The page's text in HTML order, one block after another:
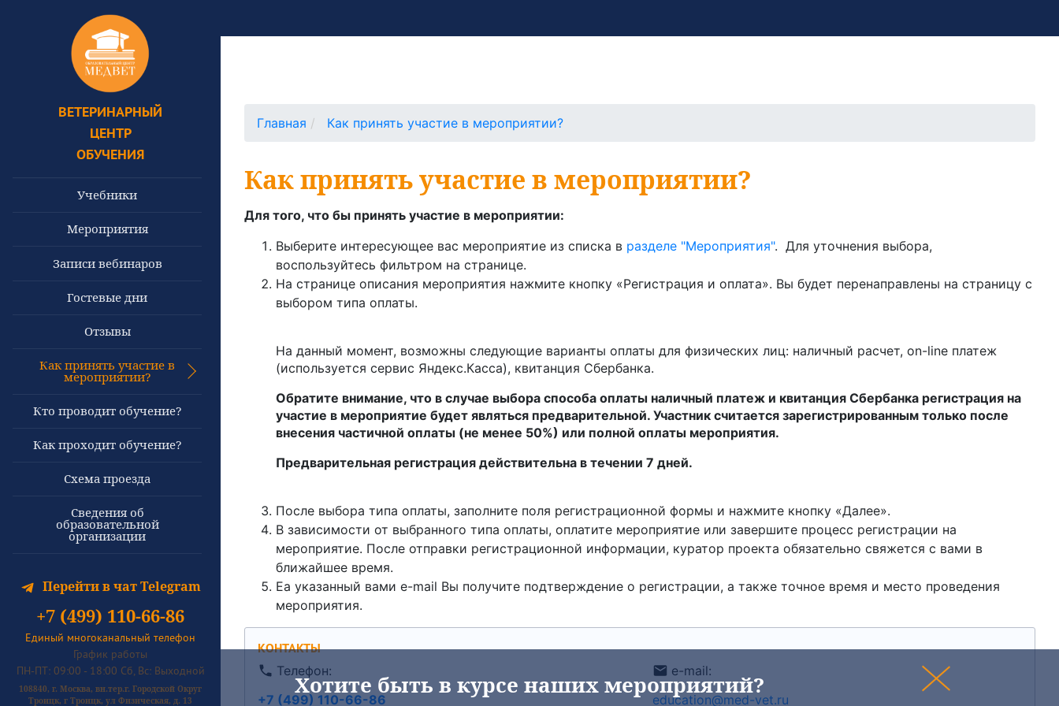
Хотите быть в курсе наших мероприятий?
ВЕТЕРИНАРНЫЙ
ЦЕНТР
ОБУЧЕНИЯ
Учебники
Мероприятия
Записи вебинаров
Гостевые дни
Отзывы
Как принять участие в
мероприятии?
Кто проводит обучение?
Как проходит обучение?
Схема проезда
Сведения об
образовательной
организации
Перейти в чат Telegram
+7 (499) 110-66-86
Единый многоканальный телефон
График работы
ПН-ПТ: 09:00 - 18:00 Сб, Вс: Выходной
108840, г. Москва, вн.тер.г. Городской Округ
Троицк, г Троицк, ул Физическая, д. 13
Главная Как принять участие в мероприятии?
Как принять участие в мероприятии?
Для того, что бы принять участие в мероприятии:
Выберите интересующее вас мероприятие из списка в разделе "Мероприятия". Для уточнения выбора,
воспользуйтесь фильтром на странице.
На странице описания мероприятия нажмите кнопку «Регистрация и оплата». Вы будет перенаправлены на страницу с
выбором типа оплаты.
На данный момент, возможны следующие варианты оплаты для физических лиц: наличный расчет, on-line платеж
(используется сервис Яндекс.Касса), квитанция Сбербанка.
Обратите внимание, что в случае выбора способа оплаты наличный платеж и квитанция Сбербанка регистрация на
участие в мероприятие будет являться предварительной. Участник считается зарегистрированным только после
внесения частичной оплаты (не менее 50%) или полной оплаты мероприятия.
Предварительная регистрация действительна в течении 7 дней.
После выбора типа оплаты, заполните поля регистрационной формы и нажмите кнопку «Далее».
В зависимости от выбранного типа оплаты, оплатите мероприятие или завершите процесс регистрации на
мероприятие. После отправки регистрационной информации, куратор проекта обязательно свяжется с вами в
ближайшее время.
Еа указанный вами e-mail Вы получите подтверждение о регистрации, а также точное время и место проведения
мероприятия.
КОНТАКТЫ
Телефон:
+7 (499) 110-66-86
e-mail:
education@med-vet.ru